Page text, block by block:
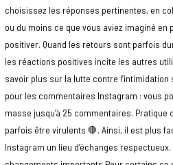
choisissez les réponses pertinentes, en
ou du moins ce que vous aviez imaginé en
positiver. Quand les retours sont parfois
les réactions positives incite les autres
savoir plus sur la lutte contre
pour les commentaires Instagram : vous
masse jusqu’à 25 commentaires.
parfois être virulents 🛑. Ainsi, il est plus
Instagram un lieu d’échanges